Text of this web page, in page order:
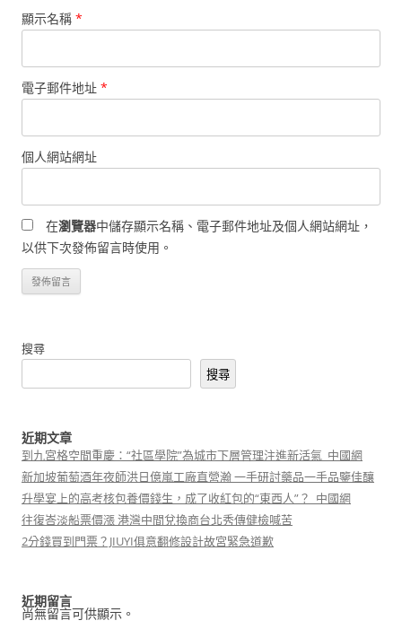
顯示名稱 *
電子郵件地址 *
個人網站網址
在瀏覽器中儲存顯示名稱、電子郵件地址及個人網站網址，
以供下次發佈留言時使用。
搜尋
搜尋
近期文章
到九宮格空間重慶：“社區學院”為城市下層管理注進新活氣_中國網
新加坡葡萄酒年夜師洪日億嵐工廠直營瀚 一手研討藥品一手品鑒佳釀
升學宴上的高考核包養價錢生，成了收紅包的“東西人”？_中國網
往復峇淡船票價漲 港灣中間兌換商台北秀傳健檢喊苦
2分錢買到門票？JIUYI俱意翻修設計故宮緊急道歉
近期留言
尚無留言可供顯示。